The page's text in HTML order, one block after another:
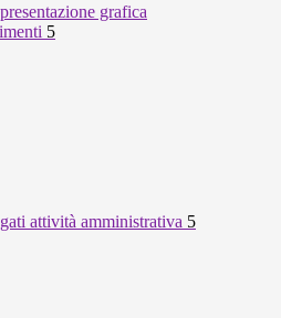
grafica
5
attività amministrativa 5